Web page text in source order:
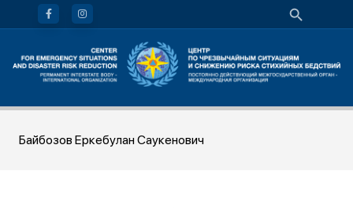
Байбозов Еркебулан Саукенович